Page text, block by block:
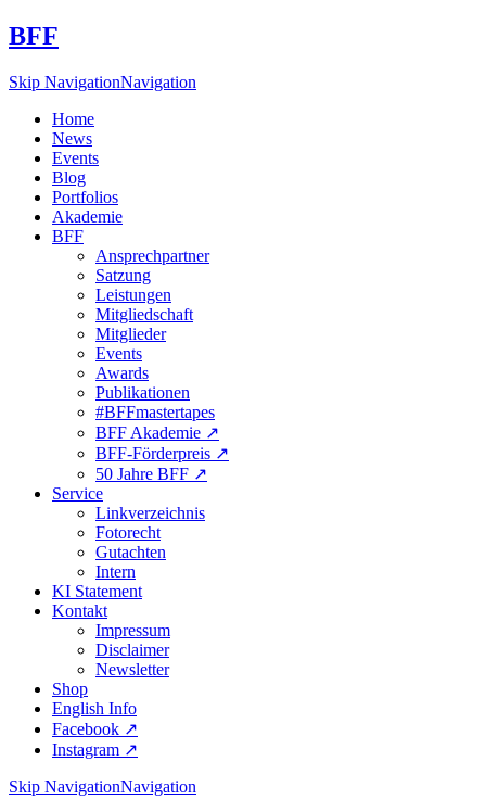
BFF
Skip NavigationNavigation
Home
News
Events
Blog
Portfolios
Akademie
BFF
Ansprechpartner
Satzung
Leistungen
Mitgliedschaft
Mitglieder
Events
Awards
Publikationen
#BFFmastertapes
BFF Akademie ↗︎
BFF-Förderpreis ↗︎
50 Jahre BFF ↗︎
Service
Linkverzeichnis
Fotorecht
Gutachten
Intern
KI Statement
Kontakt
Impressum
Disclaimer
Newsletter
Shop
English Info
Facebook ↗︎
Instagram ↗︎
Skip NavigationNavigation